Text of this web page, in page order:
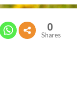
0
Shares